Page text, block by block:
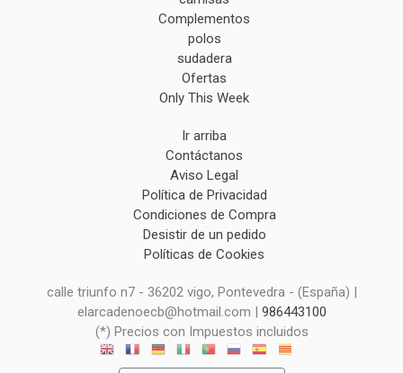
Complementos
polos
sudadera
Ofertas
Only This Week
Ir arriba
Contáctanos
Aviso Legal
Política de Privacidad
Condiciones de Compra
Desistir de un pedido
Políticas de Cookies
calle triunfo n7 - 36202 vigo, Pontevedra - (España) |
elarcadenoecb@hotmail.com | 986443100
(*) Precios con Impuestos incluidos